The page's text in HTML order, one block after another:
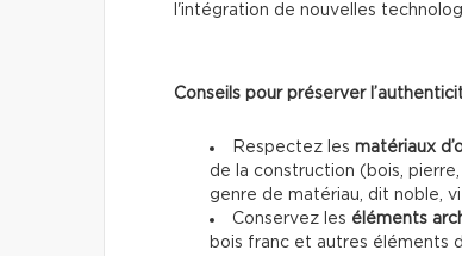
l'intégration de nouvelles
Conseils pour préserver
Respectez les matériaux
de la construction (bois,
genre de matériau, dit noble,
Conservez les éléments
bois franc et autres éléments